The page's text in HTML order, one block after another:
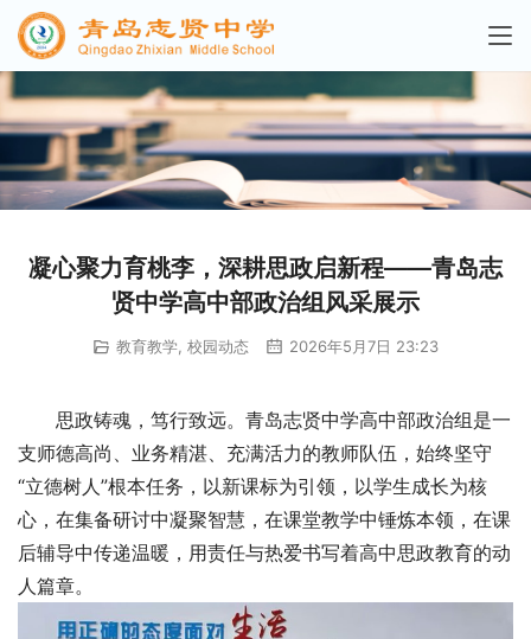
凝心聚力育桃李，深耕思政启新程——青岛志
贤中学高中部政治组风采展示
教育教学 校园动态 2026年5月7日 23:23
思政铸魂，笃行致远。青岛志贤中学高中部政治组是一
支师德高尚、业务精湛、充满活力的教师队伍，始终坚守
“立德树人”根本任务，以新课标为引领，以学生成长为核
心，在集备研讨中凝聚智慧，在课堂教学中锤炼本领，在课
后辅导中传递温暖，用责任与热爱书写着高中思政教育的动
人篇章。